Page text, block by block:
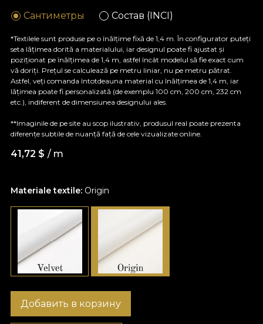
Materiale textile: Origin
Сантиметры Состав (INCI)
*Textilele sunt produse pe o înălțime fixă de 1,4 m. În configurator puteți
seta lățimea dorită a materialului, iar designul poate fi ajustat și
poziționat pe înălțimea de 1,4 m, astfel încât modelul să fie exact cum
vă doriți. Prețul se calculează pe metru liniar, nu pe metru pătrat.
Astfel, veți comanda întotdeauna material cu înălțimea de 1,4 m, iar
lățimea poate fi personalizată (de exemplu 100 cm, 200 cm, 232 cm
etc.), indiferent de dimensiunea designului ales.
**Imaginile de pe site au scop ilustrativ, produsul real poate prezenta
diferențe subtile de nuanță față de cele vizualizate online.
41,72 $ / m
Добавить в корзину